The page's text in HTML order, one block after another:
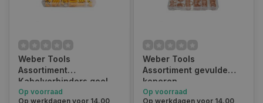
Weber Tools
Assortiment
Kabelverbinders geel
110 pcs FD-6054
Op voorraad
Op werkdagen voor 14.00
Weber Tools
Assortiment gevulde
koperen
carterplugringen 150-
Op voorraad
Op werkdagen voor 14.00